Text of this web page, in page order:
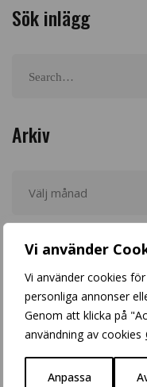
Vi använder
Vi använder cookies
personliga annonser
Genom att klicka på
användning av cookies
Anpassa
Sök inlägg
Arkiv
Populära inlägg
Crazy Color
Balayage